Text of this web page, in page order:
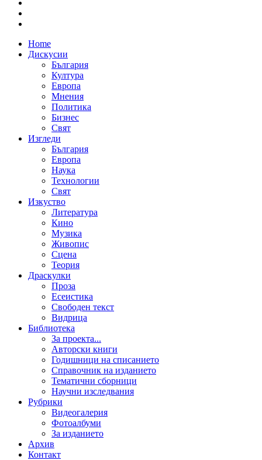
Home
Дискусии
България
Култура
Европа
Мнения
Политика
Бизнес
Свят
Изгледи
България
Европа
Наука
Технологии
Свят
Изкуство
Литература
Кино
Музика
Живопис
Сцена
Теория
Драскулки
Проза
Есеистика
Свободен текст
Видрица
Библиотека
За проекта...
Авторски книги
Годишници на списанието
Справочник на изданието
Тематични сборници
Научни изследвания
Рубрики
Видеогалерия
Фотоалбуми
За изданието
Архив
Контакт